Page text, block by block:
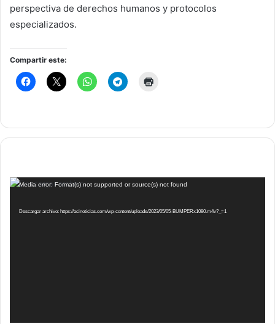
perspectiva de derechos humanos y protocolos
especializados.
Compartir este:
Reproductor
vídeo
Media error: Format(s) not supported or source(s) not found
Descargar archivo: https://acinoticias.com/wp-content/uploads/2023/05/05-BUMPERx1080.m4v?_=1